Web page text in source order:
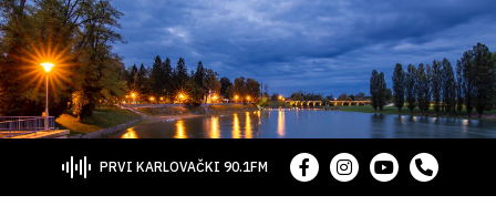
PRVI KARLOVAČKI 90.1FM